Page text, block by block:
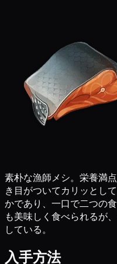
素朴な漁師メシ。栄養満
き目がついてカリッとし
かであり、一口で二つの
も美味しく食べられるが
している。
入手方法